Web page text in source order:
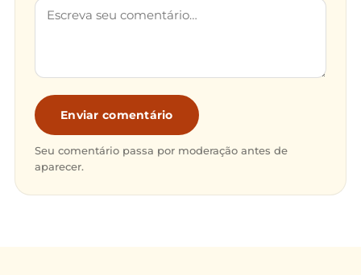
Enviar comentário
Seu comentário passa por moderação antes de
aparecer.